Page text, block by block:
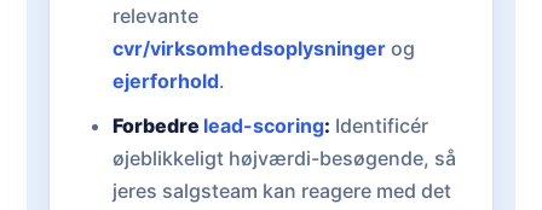
relevante
cvr/virksomhedsoplysningerog
ejerforhold.
Forbedre lead-scoring: Identificér
øjeblikkeligt højværdi-besøgende, så
jeres salgsteam kan reagere med det